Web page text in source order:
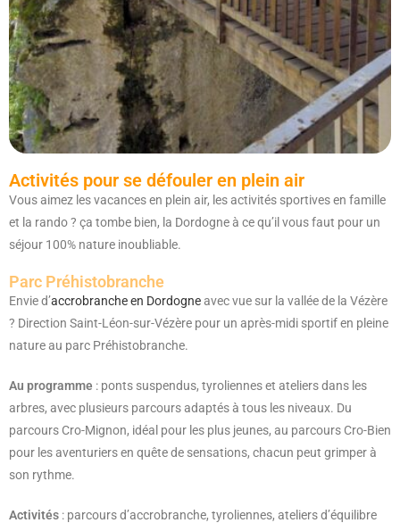
Activités pour se défouler en plein air
Vous aimez les vacances en plein air, les activités sportives en famille
et la rando ? ça tombe bien, la Dordogne à ce qu’il vous faut pour un
séjour 100% nature inoubliable.
Parc Préhistobranche
Envie d’accrobranche en Dordogneavec vue sur la vallée de la Vézère
? Direction Saint-Léon-sur-Vézère pour un après-midi sportif en pleine
nature au parc Préhistobranche.
Au programme : ponts suspendus, tyroliennes et ateliers dans les
arbres, avec plusieurs parcours adaptés à tous les niveaux. Du
parcours Cro-Mignon, idéal pour les plus jeunes, au parcours Cro-Bien
pour les aventuriers en quête de sensations, chacun peut grimper à
son rythme.
Activités : parcours d’accrobranche, tyroliennes, ateliers d’équilibre